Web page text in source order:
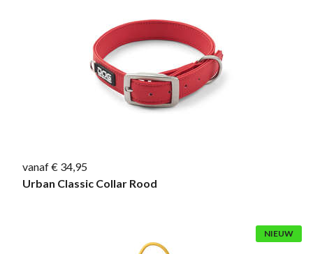
vanaf € 34,95
Urban Classic Collar Rood
NIEUW